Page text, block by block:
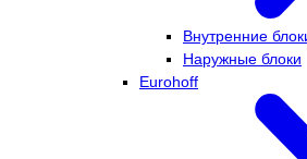
Внутренние
Наружные блоки
Eurohoff